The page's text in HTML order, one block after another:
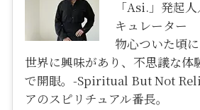
「Asi.」発起
キュレーター
物心ついた頃
世界に興味があり、不思議な体
で開眼。-Spiritual But Not
アのスピリチュアル番長。